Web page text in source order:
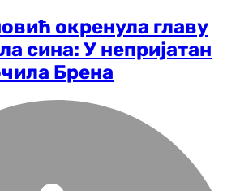
окренула главу
сина: У непријатан
Брена